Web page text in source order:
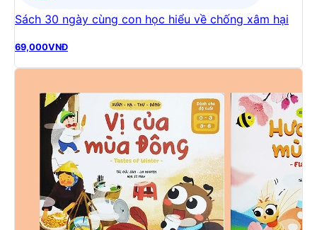
Sách 30 ngày cùng con học hiểu về chống xâm hại
69,000VNĐ